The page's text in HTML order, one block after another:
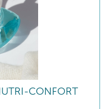
CONFORT